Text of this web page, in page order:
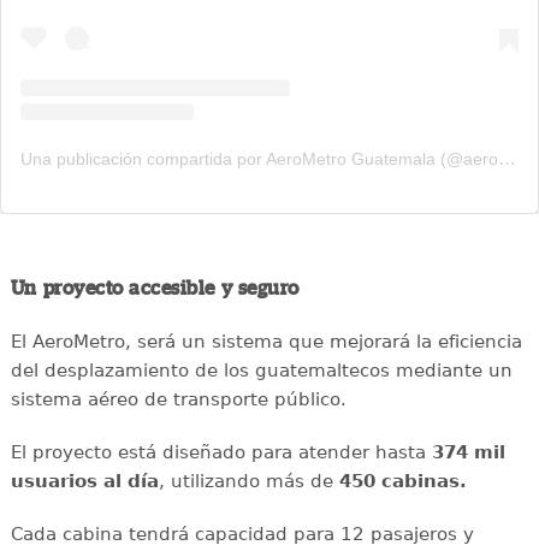
Una publicación compartida por AeroMetro Guatemala (@aerometrogt)
Un proyecto accesible y seguro
El AeroMetro, será un sistema que mejorará la eficiencia
del desplazamiento de los guatemaltecos mediante un
sistema aéreo de transporte público.
El proyecto está diseñado para atender hasta 374 mil
usuarios al día, utilizando más de 450 cabinas.
Cada cabina tendrá capacidad para 12 pasajeros y